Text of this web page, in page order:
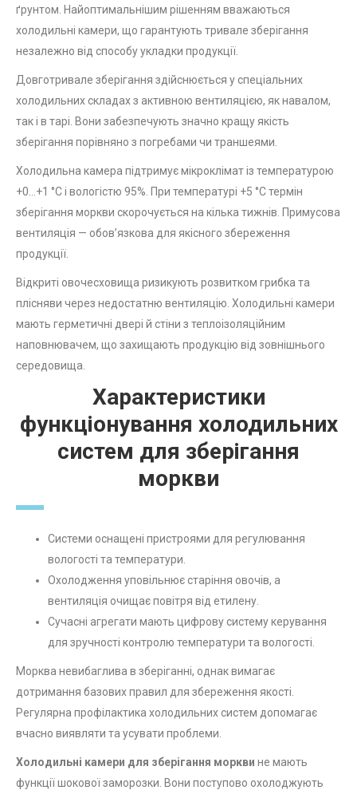
ґрунтом. Найоптимальнішим рішенням вважаються
холодильні камери, що гарантують тривале зберігання
незалежно від способу укладки продукції.
Довготривале зберігання здійснюється у спеціальних
холодильних складах з активною вентиляцією, як навалом,
так і в тарі. Вони забезпечують значно кращу якість
зберігання порівняно з погребами чи траншеями.
Холодильна камера підтримує мікроклімат із температурою
+0…+1 °C і вологістю 95%. При температурі +5 °C термін
зберігання моркви скорочується на кілька тижнів. Примусова
вентиляція — обов’язкова для якісного збереження
продукції.
Відкриті овочесховища ризикують розвитком грибка та
плісняви через недостатню вентиляцію. Холодильні камери
мають герметичні двері й стіни з теплоізоляційним
наповнювачем, що захищають продукцію від зовнішнього
середовища.
Характеристики
функціонування холодильних
систем для зберігання
моркви
Системи оснащені пристроями для регулювання
вологості та температури.
Охолодження уповільнює старіння овочів, а
вентиляція очищає повітря від етилену.
Сучасні агрегати мають цифрову систему керування
для зручності контролю температури та вологості.
Морква невибаглива в зберіганні, однак вимагає
дотримання базових правил для збереження якості.
Регулярна профілактика холодильних систем допомагає
вчасно виявляти та усувати проблеми.
Холодильні камери для зберігання моркви не мають
функції шокової заморозки. Вони поступово охолоджують